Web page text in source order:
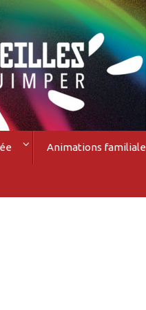
Animations familiale